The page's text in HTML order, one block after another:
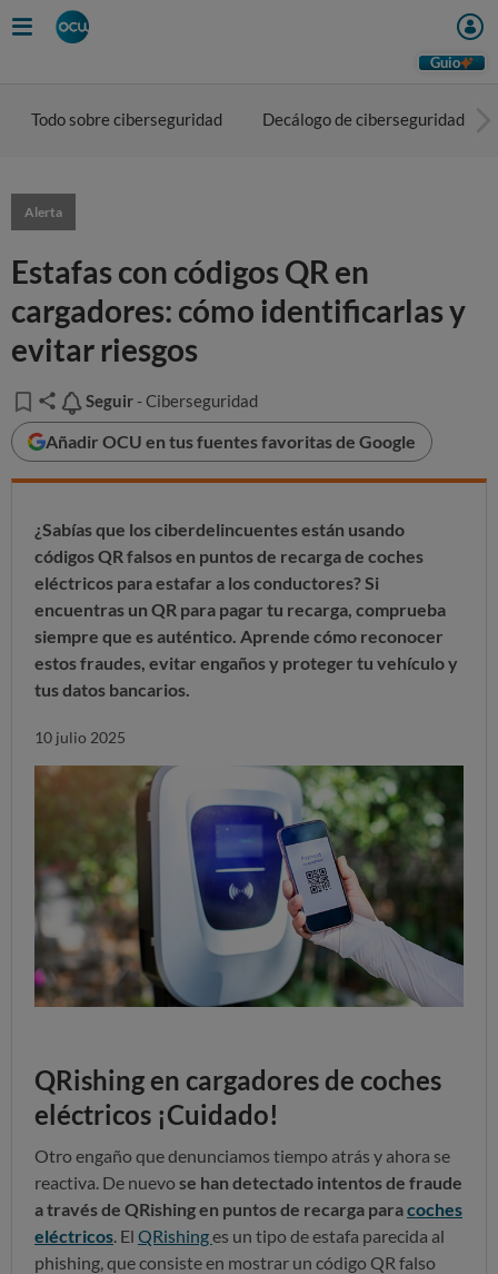
Guio
Todo sobre ciberseguridad Decálogo de ciberseguridad
Alerta
Estafas con códigos QR en
cargadores: cómo identificarlas y
evitar riesgos
Seguir
Seguir - Ciberseguridad
Añadir OCU en tus fuentes favoritas de Google
¿Sabías que los ciberdelincuentes están usando
códigos QR falsos en puntos de recarga de coches
eléctricos para estafar a los conductores? Si
encuentras un QR para pagar tu recarga, comprueba
siempre que es auténtico. Aprende cómo reconocer
estos fraudes, evitar engaños y proteger tu vehículo y
tus datos bancarios.
10 julio 2025
QRishing en cargadores de coches
eléctricos ¡Cuidado!
Otro engaño que denunciamos tiempo atrás y ahora se
reactiva. De nuevo se han detectado intentos de fraude
a través de QRishing en puntos de recarga paracoches
eléctricos . El QRishinges un tipo de estafa parecida al
phishing, que consiste en mostrar un código QR falso